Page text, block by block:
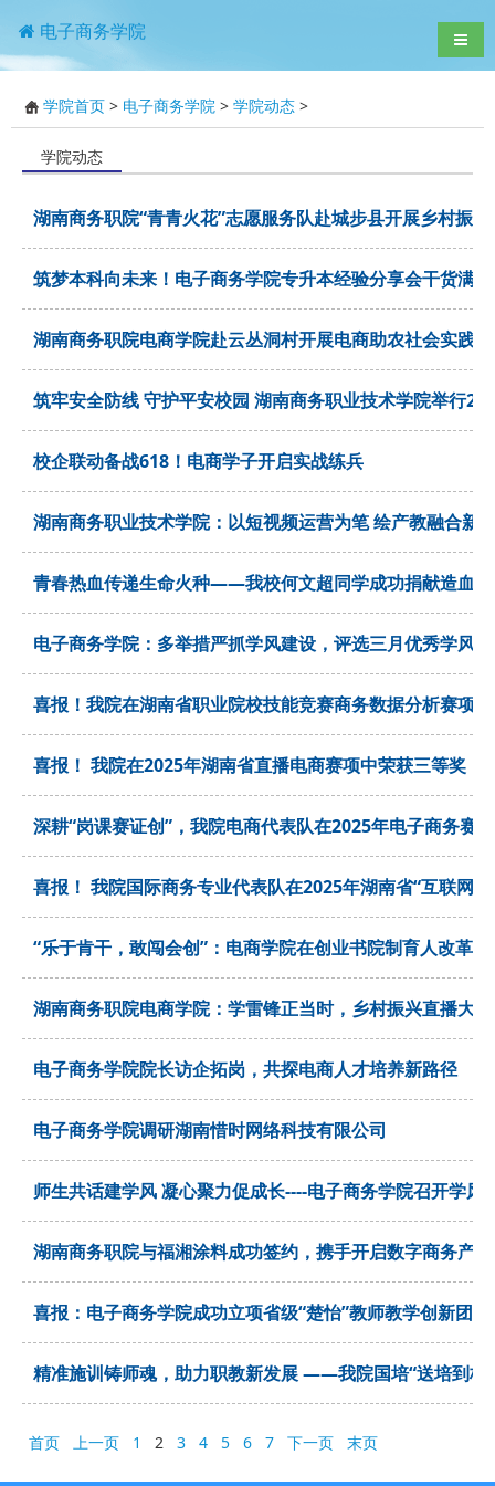
电子商务学院 导航
学院首页 > 电子商务学院 > 学院动态 >
学院动态
湖南商务职院“青青火花”志愿服务队赴城步县开展乡村振
筑梦本科向未来！电子商务学院专升本经验分享会干货满满
湖南商务职院电商学院赴云丛洞村开展电商助农社会实践
筑牢安全防线 守护平安校园 湖南商务职业技术学院举行
校企联动备战618！电商学子开启实战练兵
湖南商务职业技术学院：以短视频运营为笔 绘产教融合新
青春热血传递生命火种——我校何文超同学成功捐献造血
电子商务学院：多举措严抓学风建设，评选三月优秀学风
喜报！我院在湖南省职业院校技能竞赛商务数据分析赛项
喜报！ 我院在2025年湖南省直播电商赛项中荣获三等奖
深耕“岗课赛证创”，我院电商代表队在2025年电子商务赛
喜报！ 我院国际商务专业代表队在2025年湖南省“互联网+
“乐于肯干，敢闯会创”：电商学院在创业书院制育人改革
湖南商务职院电商学院：学雷锋正当时，乡村振兴直播大
电子商务学院院长访企拓岗，共探电商人才培养新路径
电子商务学院调研湖南惜时网络科技有限公司
师生共话建学风 凝心聚力促成长----电子商务学院召开学风
湖南商务职院与福湘涂料成功签约，携手开启数字商务产
喜报：电子商务学院成功立项省级“楚怡”教师教学创新团队
精准施训铸师魂，助力职教新发展 ——我院国培“送培到校
首页 上一页 1 2 3 4 5 6 7 下一页 末页